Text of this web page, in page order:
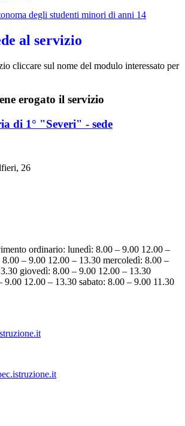
degli studenti minori di anni 14
al servizio
cliccare sul nome del modulo interessato per
erogato il servizio
di 1° "Severi" - sede
26
ordinario: lunedì: 8.00 – 9.00 12.00 –
8.00 – 9.00 12.00 – 13.30 mercoledì: 8.00 –
giovedì: 8.00 – 9.00 12.00 – 13.30
9.00 12.00 – 13.30 sabato: 8.00 – 9.00 11.30